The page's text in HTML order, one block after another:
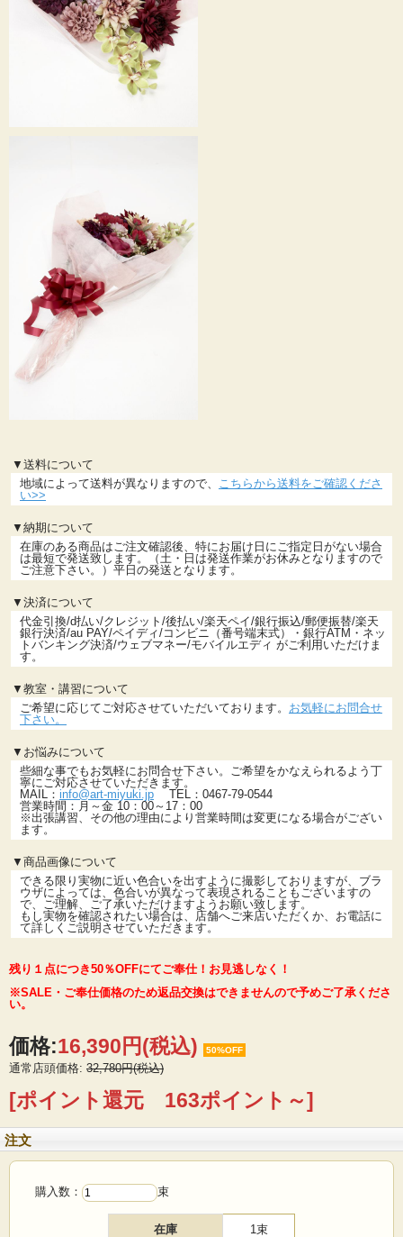
▼送料について
地域によって送料が異なりますので、
こちらから送料をご確認くださ
い>>
▼納期について
在庫のある商品はご注文確認後、特にお届け日にご指定日がない場合
は最短で発送致します。（土・日は発送作業がお休みとなりますので
ご注意下さい。）平日の発送となります。
▼決済について
代金引換/d払い/クレジット/後払い/楽天ペイ/銀行振込/郵便振替/楽天
銀行決済/au PAY/ペイディ/コンビニ（番号端末式）・銀行ATM・ネッ
トバンキング決済/ウェブマネー/モバイルエディ がご利用いただけま
す。
▼教室・講習について
ご希望に応じてご対応させていただいております。 お気軽にお問合せ
下さい。
▼お悩みについて
些細な事でもお気軽にお問合せ下さい。ご希望をかなえられるよう丁
寧にご対応させていただきます。
MAIL： info@art-miyuki.jp TEL：0467-79-0544
営業時間：月～金 10：00～17：00
※出張講習、その他の理由により営業時間は変更になる場合がござい
ます。
▼商品画像について
できる限り実物に近い色合いを出すように撮影しておりますが、ブラ
ウザによっては、色合いが異なって表現されることもございますの
で、ご理解、ご了承いただけますようお願い致します。
もし実物を確認されたい場合は、店舗へご来店いただくか、お電話に
て詳しくご説明させていただきます。
残り１点につき50％OFFにてご奉仕！お見逃しなく！
※SALE・ご奉仕価格のため返品交換はできませんので予めご了承くださ
い。
価格:16,390円(税込) 50%OFF
通常店頭価格: 32,780円(税込)
[ポイント還元 163ポイント～]
注文
購入数： 束
在庫 1束